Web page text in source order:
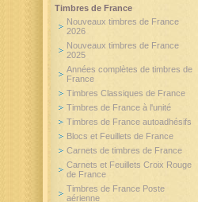
Timbres de France
Nouveaux timbres de France
2026
Nouveaux timbres de France
2025
Années complètes de timbres de
France
Timbres Classiques de France
Timbres de France à l'unité
Timbres de France autoadhésifs
Blocs et Feuillets de France
Carnets de timbres de France
Carnets et Feuillets Croix Rouge
de France
Timbres de France Poste
aérienne